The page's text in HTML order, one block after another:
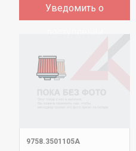
Уведомить о
9758.3501105А